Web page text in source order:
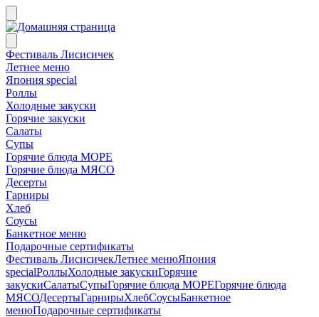
Фестиваль Лисисичек
Летнее меню
Япония special
Роллы
Холодные закуски
Горячие закуски
Салаты
Супы
Горячие блюда МОРЕ
Горячие блюда МЯСО
Десерты
Гарниры
Хлеб
Соусы
Банкетное меню
Подарочные сертификаты
Фестиваль ЛисисичекЛетнее менюЯпония
specialРоллыХолодные закускиГорячие
закускиСалатыСупыГорячие блюда МОРЕГорячие блюда
МЯСОДесертыГарнирыХлебСоусыБанкетное
менюПодарочные сертификаты